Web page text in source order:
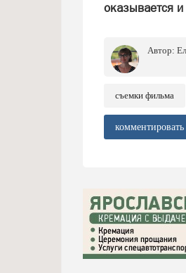
оказывается
Автор:
съемки фильма
комментировать